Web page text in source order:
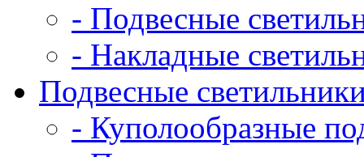
- Подвесные
- Накладные
Подвесные
- Куполообразные